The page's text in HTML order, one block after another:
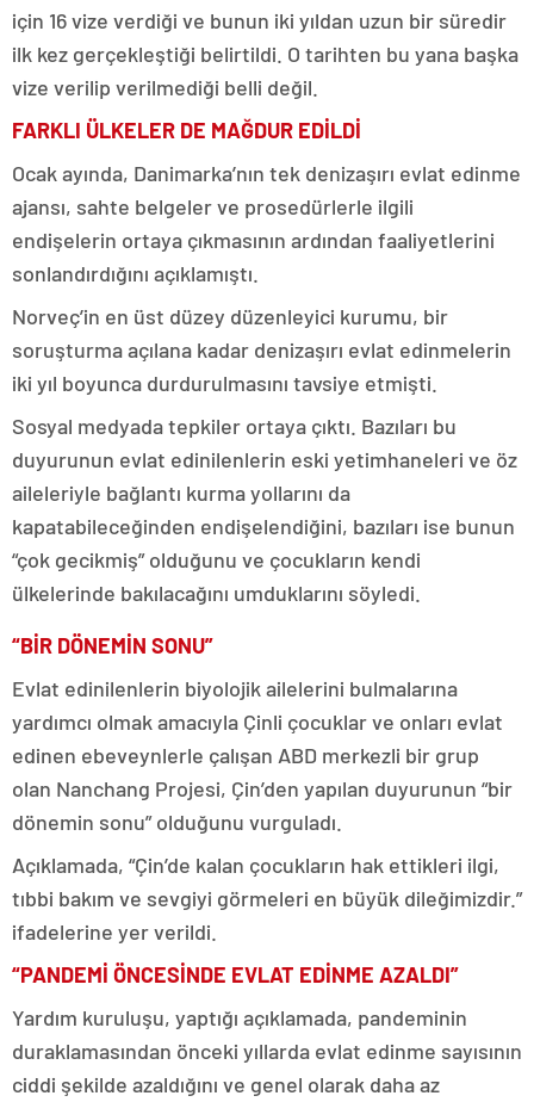
için 16 vize verdiği ve bunun iki yıldan uzun bir süredir
ilk kez gerçekleştiği belirtildi. O tarihten bu yana başka
vize verilip verilmediği belli değil.
FARKLI ÜLKELER DE MAĞDUR EDİLDİ
Ocak ayında, Danimarka’nın tek denizaşırı evlat edinme
ajansı, sahte belgeler ve prosedürlerle ilgili
endişelerin ortaya çıkmasının ardından faaliyetlerini
sonlandırdığını açıklamıştı.
Norveç’in en üst düzey düzenleyici kurumu, bir
soruşturma açılana kadar denizaşırı evlat edinmelerin
iki yıl boyunca durdurulmasını tavsiye etmişti.
Sosyal medyada tepkiler ortaya çıktı. Bazıları bu
duyurunun evlat edinilenlerin eski yetimhaneleri ve öz
aileleriyle bağlantı kurma yollarını da
kapatabileceğinden endişelendiğini, bazıları ise bunun
“çok gecikmiş” olduğunu ve çocukların kendi
ülkelerinde bakılacağını umduklarını söyledi.
“BİR DÖNEMİN SONU”
Evlat edinilenlerin biyolojik ailelerini bulmalarına
yardımcı olmak amacıyla Çinli çocuklar ve onları evlat
edinen ebeveynlerle çalışan ABD merkezli bir grup
olan Nanchang Projesi, Çin’den yapılan duyurunun “bir
dönemin sonu” olduğunu vurguladı.
Açıklamada, “Çin’de kalan çocukların hak ettikleri ilgi,
tıbbi bakım ve sevgiyi görmeleri en büyük dileğimizdir.”
ifadelerine yer verildi.
“PANDEMİ ÖNCESİNDE EVLAT EDİNME AZALDI”
Yardım kuruluşu, yaptığı açıklamada, pandeminin
duraklamasından önceki yıllarda evlat edinme sayısının
ciddi şekilde azaldığını ve genel olarak daha az